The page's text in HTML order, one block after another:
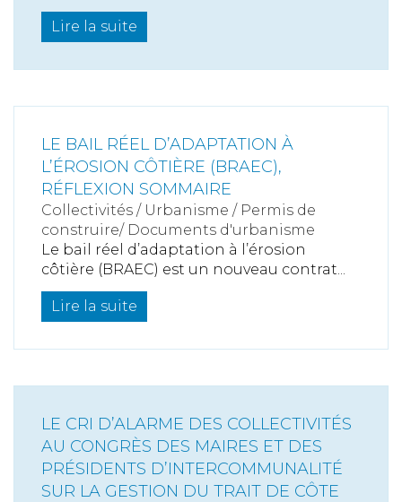
Lire la suite
LE BAIL RÉEL D’ADAPTATION À
L’ÉROSION CÔTIÈRE (BRAEC),
RÉFLEXION SOMMAIRE
Collectivités / Urbanisme / Permis de
construire/ Documents d'urbanisme
Le bail réel d’adaptation à l’érosion
côtière (BRAEC) est un nouveau contrat...
Lire la suite
LE CRI D’ALARME DES COLLECTIVITÉS
AU CONGRÈS DES MAIRES ET DES
PRÉSIDENTS D’INTERCOMMUNALITÉ
SUR LA GESTION DU TRAIT DE CÔTE